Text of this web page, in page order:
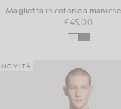
£45.00
NOVITÀ